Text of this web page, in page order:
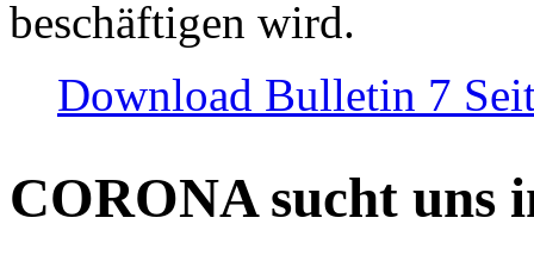
beschäftigen wird.
Download Bulletin 7
CORONA sucht uns